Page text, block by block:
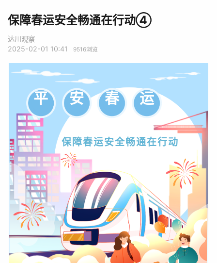
保障春运安全畅通在行动④
达川观察
2025-02-01 10:41
9516浏览
平 安 春 运
保障春运安全畅通在行动